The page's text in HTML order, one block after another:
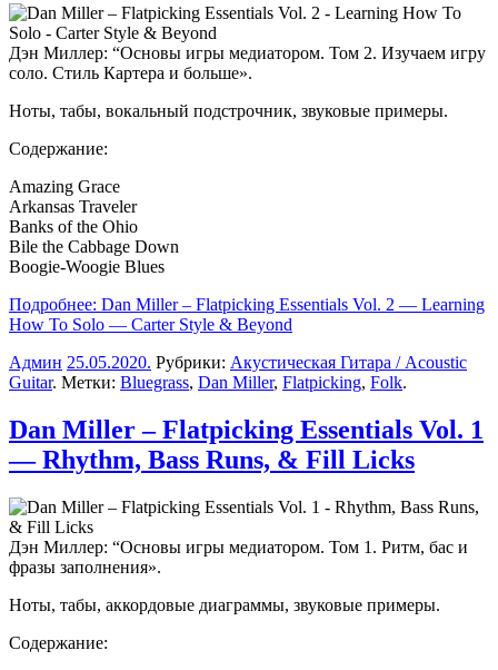
Дэн Миллер: “Основы игры медиатором. Том 2. Изучаем игру
соло. Стиль Картера и больше».
Ноты, табы, вокальный подстрочник, звуковые примеры.
Содержание:
Amazing Grace
Arkansas Traveler
Banks of the Ohio
Bile the Cabbage Down
Boogie-Woogie Blues
Подробнее: Dan Miller – Flatpicking Essentials Vol. 2 — Learning
How To Solo — Carter Style & Beyond
Админ 25.05.2020. Рубрики: Акустическая Гитара / Acoustic
Guitar. Метки: Bluegrass, Dan Miller, Flatpicking, Folk.
Dan Miller – Flatpicking Essentials Vol. 1
— Rhythm, Bass Runs, & Fill Licks
Дэн Миллер: “Основы игры медиатором. Том 1. Ритм, бас и
фразы заполнения».
Ноты, табы, аккордовые диаграммы, звуковые примеры.
Содержание: